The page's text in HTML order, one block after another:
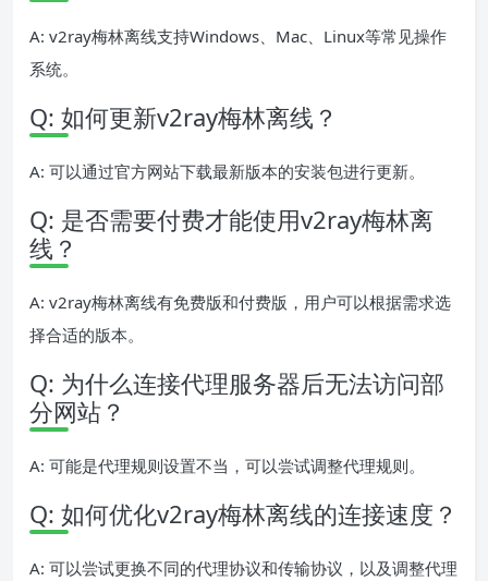
A: v2ray梅林离线支持Windows、Mac、Linux等常见操作
系统。
Q: 如何更新v2ray梅林离线？
A: 可以通过官方网站下载最新版本的安装包进行更新。
Q: 是否需要付费才能使用v2ray梅林离
线？
A: v2ray梅林离线有免费版和付费版，用户可以根据需求选
择合适的版本。
Q: 为什么连接代理服务器后无法访问部
分网站？
A: 可能是代理规则设置不当，可以尝试调整代理规则。
Q: 如何优化v2ray梅林离线的连接速度？
A: 可以尝试更换不同的代理协议和传输协议，以及调整代理